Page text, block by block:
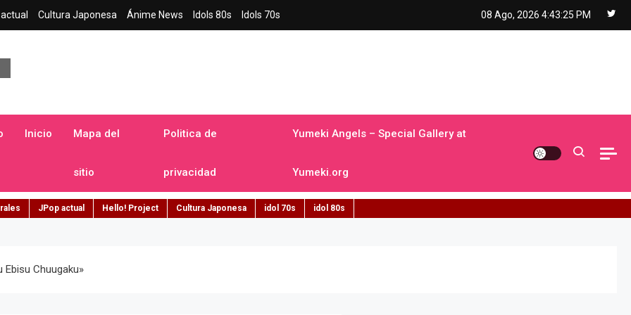
Cultura Japonesa Ánime News Idols 80s Idols 70s 08 Ago, 2026 4:43:26 PM
Inicio Mapa del
sitio
Politica de
privacidad
Yumeki Angels – Special Gallery at
Yumeki.org
JPop actual Hello! Project Cultura Japonesa idol 70s idol 80s
Ebisu Chuugaku»